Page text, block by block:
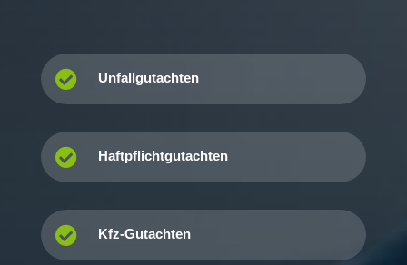
 Unfallgutachten
 Haftpflichtgutachten
 Kfz-Gutachten